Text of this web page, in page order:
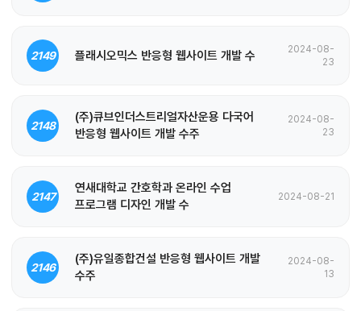
2149 플래시오믹스 반응형 웹사이트 개발 수
2024-08-
23
2148
(주)큐브인더스트리얼자산운용 다국어
반응형 웹사이트 개발 수주
2024-08-
23
2147
연새대학교 간호학과 온라인 수업
프로그램 디자인 개발 수
2024-08-21
2146
(주)유일종합건설 반응형 웹사이트 개발
수주
2024-08-
13